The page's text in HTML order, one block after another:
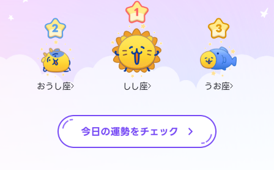
おうし座 しし座 うお座